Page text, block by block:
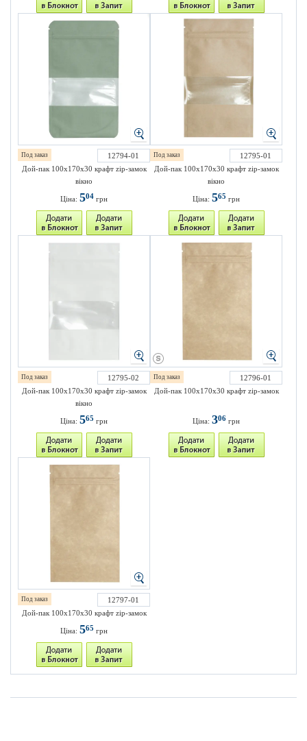
Под заказ
12794-01
Дой-пак 100х170х30 крафт zip-замок
вікно
Ціна: 504 грн
Под заказ
12795-01
Дой-пак 100х170х30 крафт zip-замок
вікно
Ціна: 565 грн
Под заказ
12795-02
Дой-пак 100х170х30 крафт zip-замок
вікно
Ціна: 565 грн
Под заказ
12796-01
Дой-пак 100х170х30 крафт zip-замок
Ціна: 306 грн
Под заказ
12797-01
Дой-пак 100х170х30 крафт zip-замок
Ціна: 565 грн